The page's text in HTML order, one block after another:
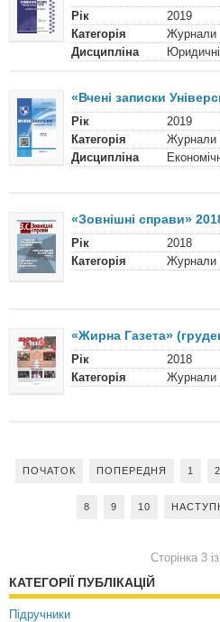
Рік
2019
Категорія
Журнали
Дисципліна
«Вчені записки
Рік
2019
Категорія
Журнали
Дисципліна
«Зовнішні справи»
Рік
2018
Категорія
Журнали
«Жирна Газета»
Рік
2018
Категорія
Журнали
ПОЧАТОК ПОПЕРЕДНЯ 1 2
8 9 10
Сторінка 3
КАТЕГОРІЇ ПУБЛІКАЦІЙ
Підручники